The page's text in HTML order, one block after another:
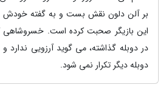
این بازیگر صحبت کرده است.
در دوبله گذاشته، می گوید آرزویی ندارد
دوبله دیگر تکرار نمی شود.